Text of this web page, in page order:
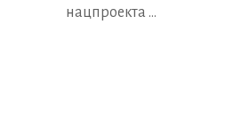
нацпроекта